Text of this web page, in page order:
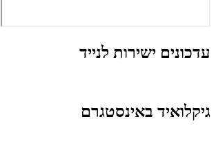
עדכונים ישירות לנייד
גיקלואיד באינסטגרם